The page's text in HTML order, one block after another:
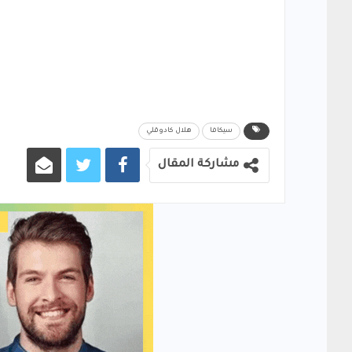
سيكافا هلال كادوقلي
مشاركة المقال